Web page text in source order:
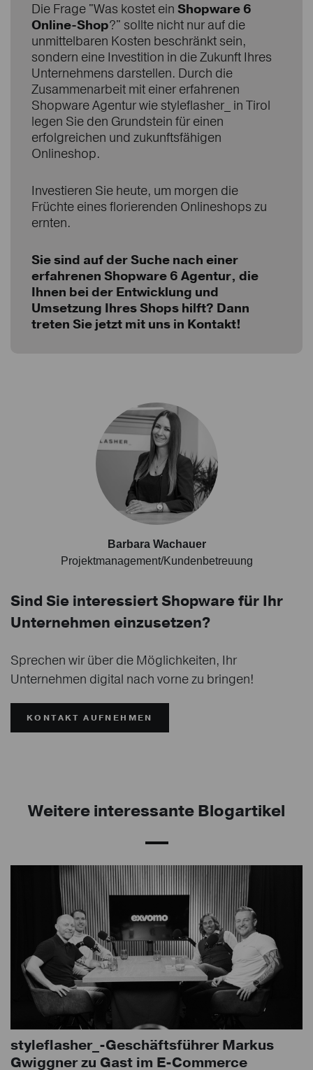
Die Frage "Was kostet ein Shopware 6
Online-Shop?" sollte nicht nur auf die
unmittelbaren Kosten beschränkt sein,
sondern eine Investition in die Zukunft Ihres
Unternehmens darstellen. Durch die
Zusammenarbeit mit einer erfahrenen
Shopware Agentur wie styleflasher_ in Tirol
legen Sie den Grundstein für einen
erfolgreichen und zukunftsfähigen
Onlineshop.
Investieren Sie heute, um morgen die
Früchte eines florierenden Onlineshops zu
ernten.
Sie sind auf der Suche nach einer
erfahrenen Shopware 6 Agentur, die
Ihnen bei der Entwicklung und
Umsetzung Ihres Shops hilft? Dann
treten Sie jetzt mit uns in Kontakt!
Barbara Wachauer
Projektmanagement/Kundenbetreuung
Sind Sie interessiert Shopware für Ihr
Unternehmen einzusetzen?
Sprechen wir über die Möglichkeiten, Ihr
Unternehmen digital nach vorne zu bringen!
KONTAKT AUFNEHMEN
Weitere interessante Blogartikel
styleflasher_-Geschäftsführer Markus
Gwiggner zu Gast im E-Commerce